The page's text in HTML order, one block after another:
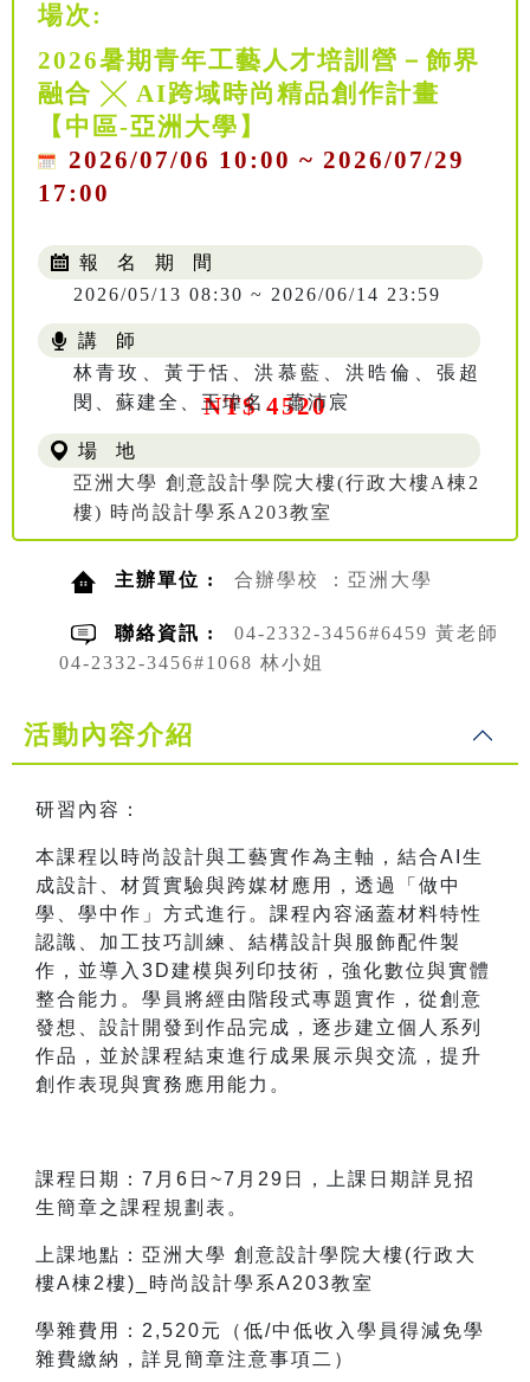
場次:
2026暑期青年工藝人才培訓營－飾界
融合 ╳ AI跨域時尚精品創作計畫
【中區-亞洲大學】
2026/07/06 10:00 ~ 2026/07/29
17:00
NT$ 4520
報 名 期 間
2026/05/13 08:30 ~ 2026/06/14 23:59
講 師
林青玫、黃于恬、洪慕藍、洪晧倫、張超
閔、蘇建全、王瑋名、蕭沛宸
場 地
亞洲大學 創意設計學院大樓(行政大樓A棟2
樓) 時尚設計學系A203教室
主辦單位 : 合辦學校 ：亞洲大學
聯絡資訊 :
04-2332-3456#6459 黃老師
04-2332-3456#1068 林小姐
活動內容介紹
研習內容：
本課程以時尚設計與工藝實作為主軸，結合AI生
成設計、材質實驗與跨媒材應用，透過「做中
學、學中作」方式進行。課程內容涵蓋材料特性
認識、加工技巧訓練、結構設計與服飾配件製
作，並導入3D建模與列印技術，強化數位與實體
整合能力。學員將經由階段式專題實作，從創意
發想、設計開發到作品完成，逐步建立個人系列
作品，並於課程結束進行成果展示與交流，提升
創作表現與實務應用能力。
課程日期：7月6日~7月29日，上課日期詳見招
生簡章之課程規劃表。
上課地點：亞洲大學 創意設計學院大樓(行政大
樓A棟2樓)_ 時尚設計學系A203教室
學雜費用：2,520元（低/中低收入學員得減免學
雜費繳納，詳見簡章注意事項二）